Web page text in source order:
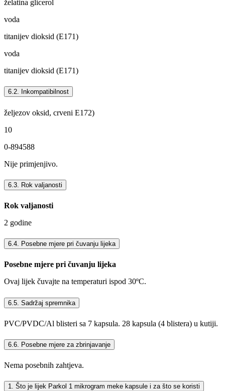
želatina glicerol
voda
titanijev dioksid (E171)
voda
titanijev dioksid (E171)
6.2. Inkompatibilnost
željezov oksid, crveni E172)
10
0-894588
Nije primjenjivo.
6.3. Rok valjanosti
Rok valjanosti
2 godine
6.4. Posebne mjere pri čuvanju lijeka
Posebne mjere pri čuvanju lijeka
Ovaj lijek čuvajte na temperaturi ispod 30ºC.
6.5. Sadržaj spremnika
PVC/PVDC/Al blisteri sa 7 kapsula. 28 kapsula (4 blistera) u kutiji.
6.6. Posebne mjere za zbrinjavanje
Nema posebnih zahtjeva.
1. Što je lijek Parkol 1 mikrogram meke kapsule i za što se koristi